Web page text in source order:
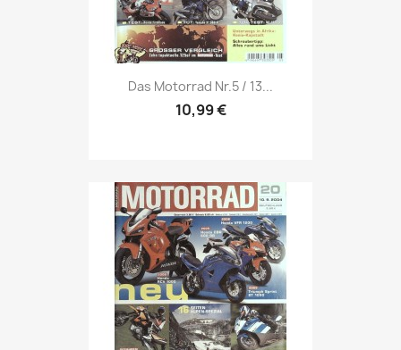
Vorschau
Das Motorrad Nr.5 / 13...
10,99 €